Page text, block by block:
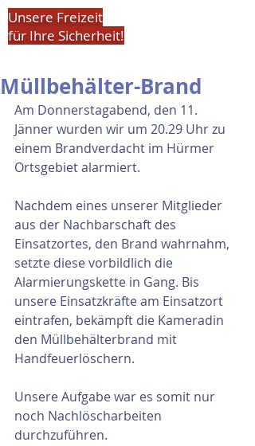
Unsere Freizeit
für Ihre Sicherheit!
Müllbehälter-Brand
Am Donnerstagabend, den 11.
Jänner wurden wir um 20.29 Uhr zu
einem Brandverdacht im Hürmer
Ortsgebiet alarmiert.
Nachdem eines unserer Mitglieder
aus der Nachbarschaft des
Einsatzortes, den Brand wahrnahm,
setzte diese vorbildlich die
Alarmierungskette in Gang. Bis
unsere Einsatzkräfte am Einsatzort
eintrafen, bekämpft die Kameradin
den Müllbehälterbrand mit
Handfeuerlöschern.
Unsere Aufgabe war es somit nur
noch Nachlöscharbeiten
durchzuführen.